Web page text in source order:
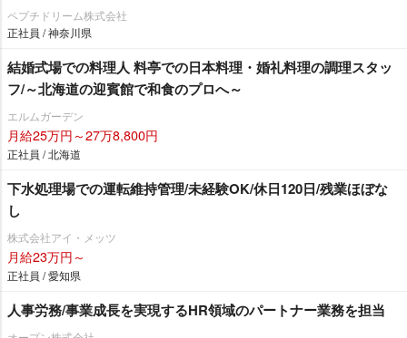
ペプチドリーム株式会社
正社員 / 神奈川県
結婚式場での料理人 料亭での日本料理・婚礼料理の調理スタッ
フ/～北海道の迎賓館で和食のプロへ～
エルムガーデン
月給25万円～27万8,800円
正社員 / 北海道
下水処理場での運転維持管理/未経験OK/休日120日/残業ほぼな
し
株式会社アイ・メッツ
月給23万円～
正社員 / 愛知県
人事労務/事業成長を実現するHR領域のパートナー業務を担当